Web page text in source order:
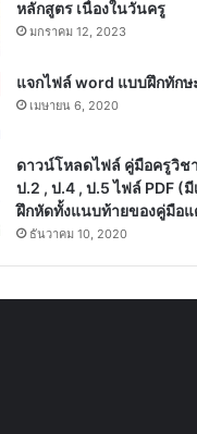
หลักสูตร เนื่องในวันครู
มกราคม 12, 2023
แจกไฟล์ word แบบฝึกทักษ
เมษายน 6, 2020
ดาวน์โหลดไฟล์ คู่มือครูวิช
ป.2 , ป.4 , ป.5 ไฟล์ PDF (
ฝึกหัดทั้งแนบท้ายของคู่มือแ
ธันวาคม 10, 2020